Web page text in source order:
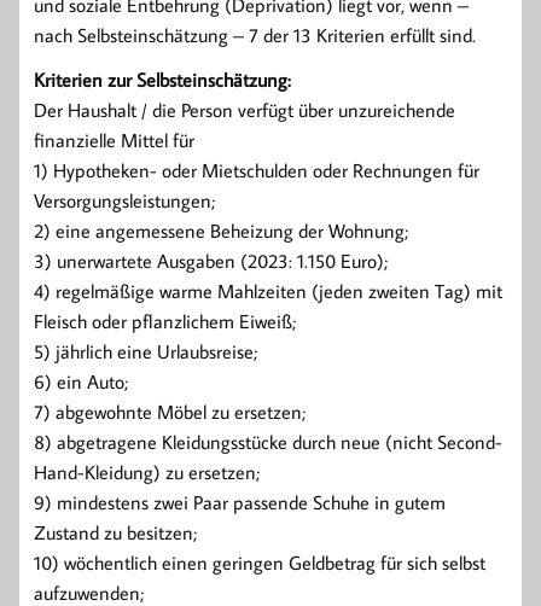
nach Selbsteinschätzung – 7 der 13 Kriterien erfüllt sind.
Kriterien zur Selbsteinschätzung:
Der Haushalt / die Person verfügt über unzureichende
finanzielle Mittel für
1) Hypotheken- oder Mietschulden oder Rechnungen für
Versorgungsleistungen;
2) eine angemessene Beheizung der Wohnung;
3) unerwartete Ausgaben (2023: 1.150 Euro);
4) regelmäßige warme Mahlzeiten (jeden zweiten Tag) mit
Fleisch oder pflanzlichem Eiweiß;
5) jährlich eine Urlaubsreise;
6) ein Auto;
7) abgewohnte Möbel zu ersetzen;
8) abgetragene Kleidungsstücke durch neue (nicht Second-
Hand-Kleidung) zu ersetzen;
9) mindestens zwei Paar passende Schuhe in gutem
Zustand zu besitzen;
10) wöchentlich einen geringen Geldbetrag für sich selbst
aufzuwenden;